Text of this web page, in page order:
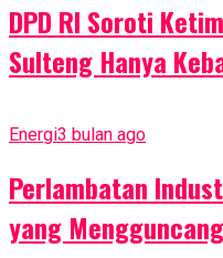
DPD RI Soroti
Sulteng Hanya
Energi3 bulan ago
Perlambatan
yang